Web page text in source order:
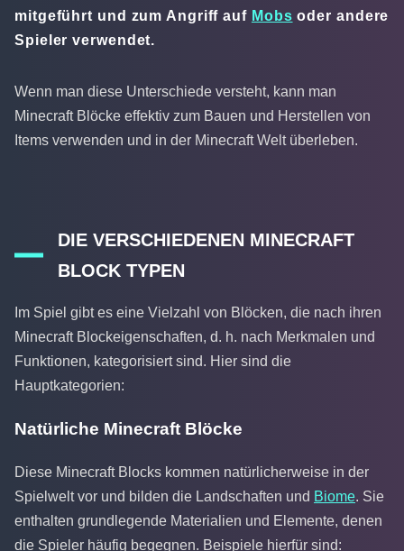
mitgeführt und zum Angriff auf Mobs oder andere
Spieler verwendet.
Wenn man diese Unterschiede versteht, kann man
Minecraft Blöcke effektiv zum Bauen und Herstellen von
Items verwenden und in der Minecraft Welt überleben.
DIE VERSCHIEDENEN MINECRAFT
BLOCK TYPEN
Im Spiel gibt es eine Vielzahl von Blöcken, die nach ihren
Minecraft Blockeigenschaften, d. h. nach Merkmalen und
Funktionen, kategorisiert sind. Hier sind die
Hauptkategorien:
Natürliche Minecraft Blöcke
Diese Minecraft Blocks kommen natürlicherweise in der
Spielwelt vor und bilden die Landschaften und Biome. Sie
enthalten grundlegende Materialien und Elemente, denen
die Spieler häufig begegnen. Beispiele hierfür sind: